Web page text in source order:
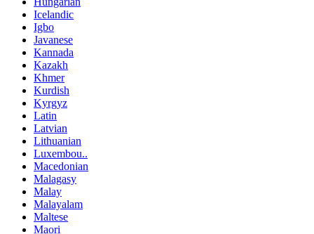
Icelandic
Igbo
Javanese
Kannada
Kazakh
Khmer
Kurdish
Kyrgyz
Latin
Latvian
Lithuanian
Luxembou..
Macedonian
Malagasy
Malay
Malayalam
Maltese
Maori